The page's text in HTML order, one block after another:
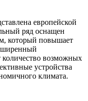
европейской
ряд оснащен
который повышает
количество возможных
устройства
климата.